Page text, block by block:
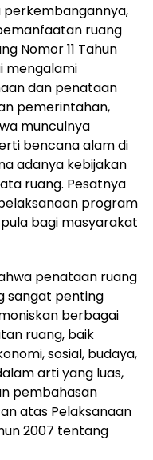
perkembangannya,
ruang
Nomor 11 Tahun
mengalami
dan penataan
pemerintahan,
munculnya
bencana alam di
adanya kebijakan
ruang. Pesatnya
program
bagi masyarakat
penataan ruang
sangat penting
berbagai
ruang, baik
sosial, budaya,
arti yang luas,
pembahasan
atas Pelaksanaan
2007 tentang